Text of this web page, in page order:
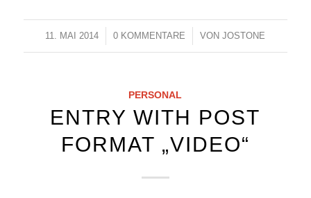
11. MAI 2014
/ 0 KOMMENTARE
/ VONJOSTONE
PERSONAL
ENTRY WITH POST
FORMAT „VIDEO“